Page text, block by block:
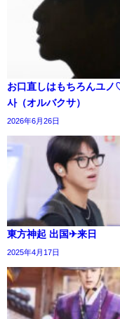
お口直しはもちろんユ
사（オルバクサ）
2026年6月26日
東方神起 出国✈来日
2025年4月17日